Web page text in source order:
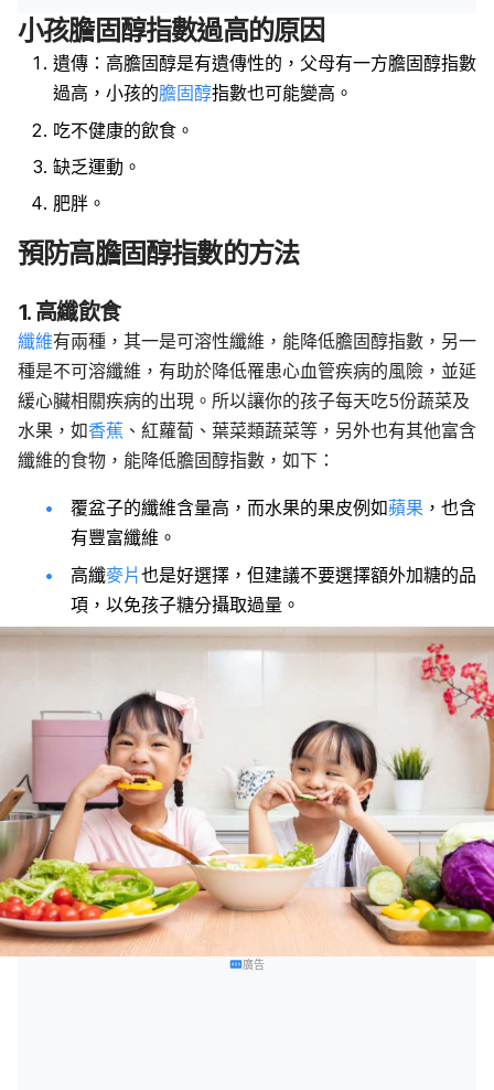
小孩膽固醇指數過高的原因
遺傳：高膽固醇是有遺傳性的，父母有一方膽固醇指數
過高，小孩的膽固醇指數也可能變高。
吃不健康的飲食。
缺乏運動。
肥胖。
預防高膽固醇指數的方法
1. 高纖飲食
纖維有兩種，其一是可溶性纖維，能降低膽固醇指數，另一
種是不可溶纖維，有助於降低罹患心血管疾病的風險，並延
緩心臟相關疾病的出現。所以讓你的孩子每天吃5份蔬菜及
水果，如香蕉 、紅蘿蔔、葉菜類蔬菜等，另外也有其他富含
纖維的食物，能降低膽固醇指數，如下：
覆盆子的纖維含量高，而水果的果皮例如蘋果 ，也含
有豐富纖維。
高纖麥片也是好選擇，但建議不要選擇額外加糖的品
項，以免孩子糖分攝取過量。
廣告